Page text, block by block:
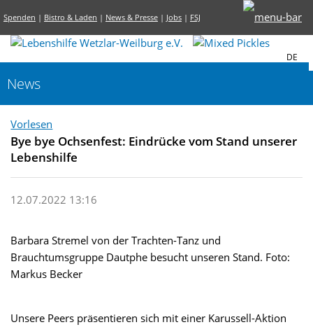
Spenden | Bistro & Laden | News & Presse | Jobs | FSJ
DE
News
Vorlesen
Bye bye Ochsenfest: Eindrücke vom Stand unserer
Lebenshilfe
12.07.2022 13:16
Barbara Stremel von der Trachten-Tanz und
Brauchtumsgruppe Dautphe besucht unseren Stand. Foto:
Markus Becker
Unsere Peers präsentieren sich mit einer Karussell-Aktion